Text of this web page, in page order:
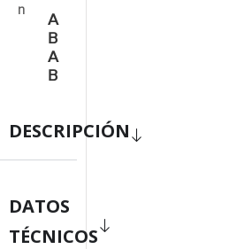
n
A
B
A
B
DESCRIPCIÓN
DATOS
TÉCNICOS